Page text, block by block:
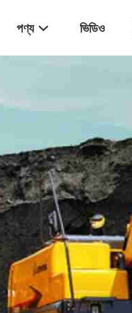
পণ্য ভিডিও